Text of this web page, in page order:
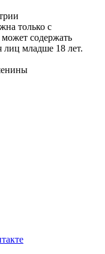
только с
содержать
младше 18 лет.